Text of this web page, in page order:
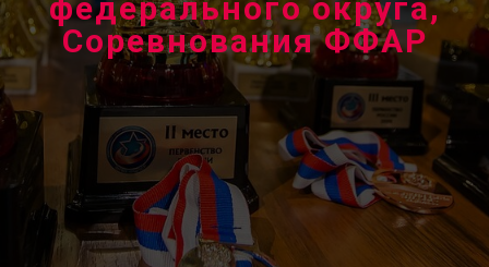
федерального округа,
Соревнования ФФАР